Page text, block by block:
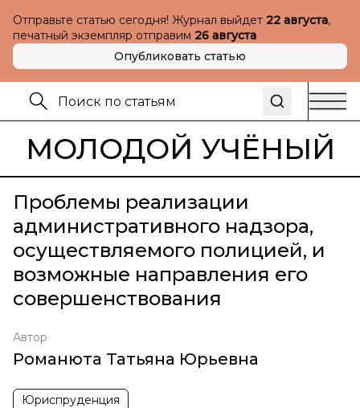
Отправьте статью сегодня! Журнал выйдет 22 августа,
печатный экземпляр отправим 26 августа
Опубликовать статью
МОЛОДОЙ УЧЁНЫЙ
Проблемы реализации
административного надзора,
осуществляемого полицией, и
возможные направления его
совершенствования
Автор
Романюта Татьяна Юрьевна
Юриспруденция